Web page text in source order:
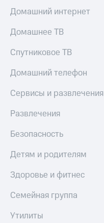
Домашний интернет
Домашнее ТВ
Спутниковое ТВ
Домашний телефон
Сервисы и развлечения
Развлечения
Безопасность
Детям и родителям
Здоровье и фитнес
Семейная группа
Утилиты